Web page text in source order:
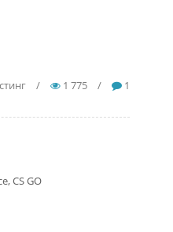
/ 1 775 / 1
CS GO